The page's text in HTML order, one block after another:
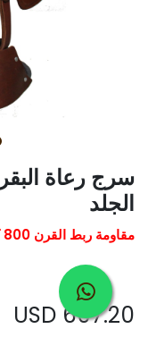
سرج رعاة
الجلد
مقاومة ربط القرن 800 كجم
USD607.20